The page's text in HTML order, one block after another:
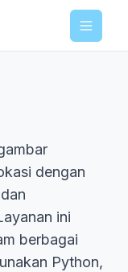
Menu
dengan
ini
berbagai
Python,